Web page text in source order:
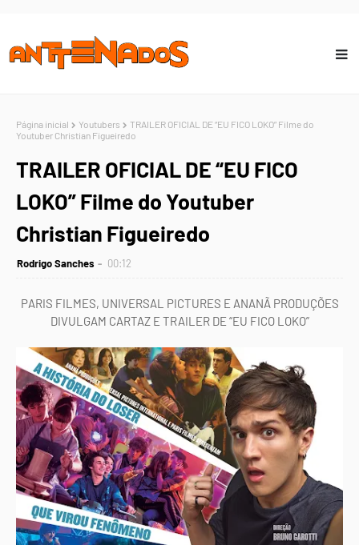
Página inicial Youtubers
TRAILER OFICIAL DE “EU FICO LOKO” Filme do
Youtuber Christian Figueiredo
TRAILER OFICIAL DE “EU FICO
LOKO” Filme do Youtuber
Christian Figueiredo
Rodrigo Sanches 00:12
PARIS FILMES, UNIVERSAL PICTURES E ANANÃ PRODUÇÕES
DIVULGAM CARTAZ E TRAILER DE “EU FICO LOKO”